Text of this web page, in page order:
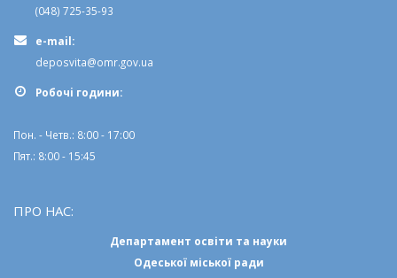
(048) 725-35-93
e-mail:
deposvita@omr.gov.ua
Робочi години:
Пон. - Четв.: 8:00 - 17:00
Пят.: 8:00 - 15:45
ПРО НАС:
Департамент освіти та науки
Одеської міської ради